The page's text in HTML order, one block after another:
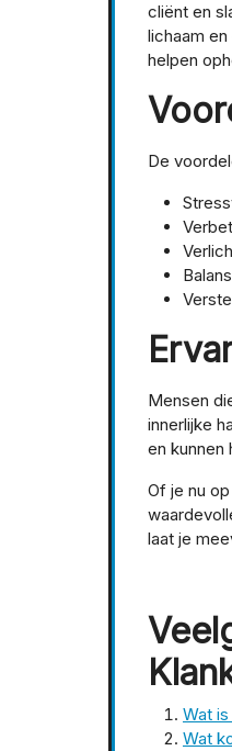
cliënt en
lichaam
helpen
De
Mensen
innerlijke
en kunnen
Of je nu
laat je
Wat
Wat